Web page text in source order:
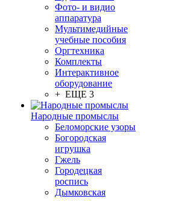
Фото- и видио
аппаратура
Мультимедийные
учебные пособия
Оргтехника
Комплекты
Интерактивное
оборудование
+ ЕЩЕ 3
Народные промыслы
Беломорские узоры
Богородская
игрушка
Гжель
Городецкая
роспись
Дымковская